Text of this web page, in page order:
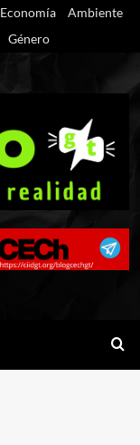
Economía
Ambiente
Género